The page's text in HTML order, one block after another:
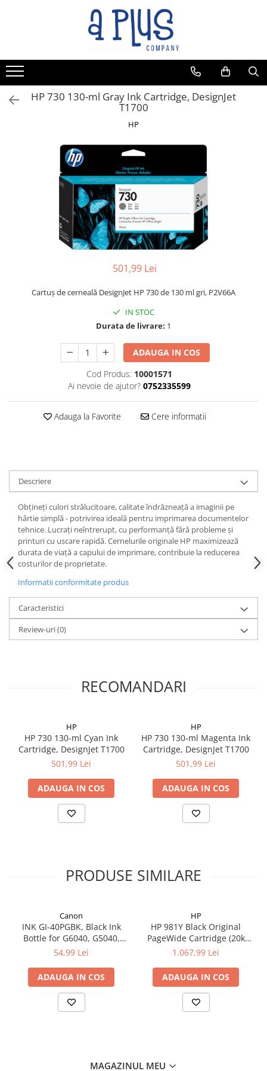
HP 730 130-ml Gray Ink Cartridge, DesignJet
T1700
HP
501,99 Lei
Cartuș de cerneală DesignJet HP 730 de 130 ml gri, P2V66A
IN STOC
Durata de livrare: 1
ADAUGA IN COS
Cod Produs: 10001571
Ai nevoie de ajutor? 0752335599
Adauga la Favorite Cere informatii
Descriere
Obțineți culori strălucitoare, calitate îndrăzneață a imaginii pe
hârtie simplă - potrivirea ideală pentru imprimarea documentelor
tehnice. Lucrați neîntrerupt, cu performanță fără probleme și
printuri cu uscare rapidă. Cernelurile originale HP maximizează
durata de viață a capului de imprimare, contribuie la reducerea
costurilor de proprietate.
Informatii conformitate produs
Caracteristici
Review-uri(0)
RECOMANDARI
HP
HP 730 130-ml Cyan Ink
Cartridge, DesignJet T1700
501,99 Lei
ADAUGA IN COS
HP
HP 730 130-ml Magenta Ink
Cartridge, DesignJet T1700
501,99 Lei
ADAUGA IN COS
PRODUSE SIMILARE
Canon
INK GI-40PGBK, Black Ink
Bottle for G6040, G5040,
GM2040; 6.000 pag
54,99 Lei
ADAUGA IN COS
HP
HP 981Y Black Original
PageWide Cartridge (20k
pag)
1.067,99 Lei
ADAUGA IN COS
MAGAZINUL MEU